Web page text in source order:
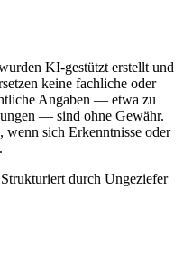
KI-gestützt erstellt und
keine fachliche oder
Angaben — etwa zu
— sind ohne Gewähr.
wenn sich Erkenntnisse oder
Strukturiert durch Ungeziefer